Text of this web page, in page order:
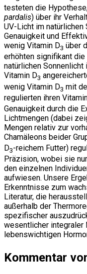
testeten die
pardalis) über ihr
UV-Licht im
Genauigkeit und
wenig Vitamin D3 über
erhöhten signifikant
natürlichen
Vitamin D3
wenig Vitamin D3 mit
regulierten ihren
Genauigkeit durch die
Lichtmengen (dabei
Mengen relativ zur
Chamäleons beider
D3-reichem Futter)
Präzision, wobei sie
den einzelnen
aufwiesen. Unsere
Erkenntnisse zum
Literatur, die
außerhalb der
spezifischer
wesentlicher integraler
lebenswichtigen
Kommentar